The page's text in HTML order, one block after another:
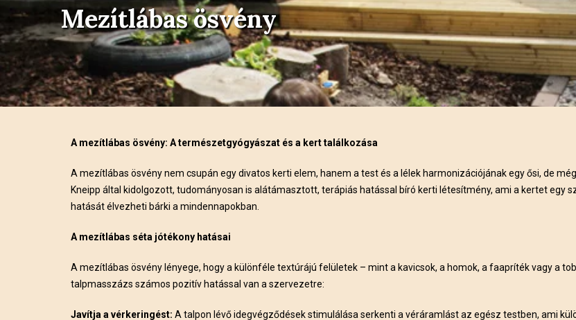
Mezítlábas ösvény
A mezítlábas ösvény: A természetgyógyászat és a kert találkozása
A mezítlábas ösvény nem csupán egy divatos kerti elem, hanem a test és a lélek harmonizációjának egy ősi, de
Kneipp által kidolgozott, tudományosan is alátámasztott, terápiás hatással bíró kerti létesítmény, ami a kertet egy
hatását élvezheti bárki a mindennapokban.
A mezítlábas séta jótékony hatásai
A mezítlábas ösvény lényege, hogy a különféle textúrájú felületek – mint a kavicsok, a homok, a faapríték vagy a
talpmasszázs számos pozitív hatással van a szervezetre:
Javítja a vérkeringést: A talpon lévő idegvégződések stimulálása serkenti a véráramlást az egész testben, ami